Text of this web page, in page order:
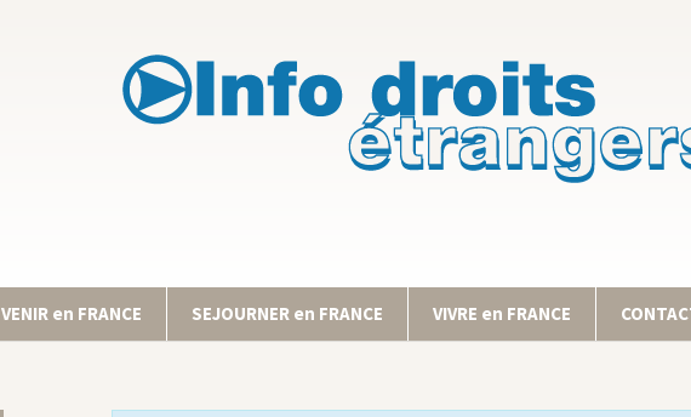
VENIR en FRANCE SEJOURNER en FRANCE VIVRE en FRANCE